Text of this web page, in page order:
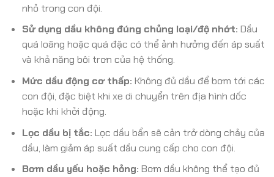
nhỏ trong con đội.
Sử dụng dầu không đúng chủng loại/độ nhớt: Dầu
quá loãng hoặc quá đặc có thể ảnh hưởng đến áp suất
và khả năng bôi trơn của hệ thống.
Mức dầu động cơ thấp: Không đủ dầu để bơm tới các
con đội, đặc biệt khi xe di chuyển trên địa hình dốc
hoặc khi khởi động.
Lọc dầu bị tắc: Lọc dầu bẩn sẽ cản trở dòng chảy của
dầu, làm giảm áp suất dầu cung cấp cho con đội.
Bơm dầu yếu hoặc hỏng: Bơm dầu không thể tạo đủ